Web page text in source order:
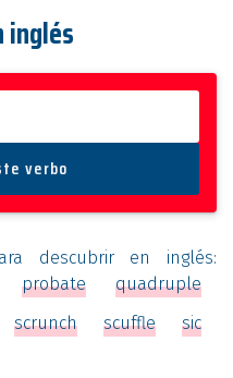
inglés
descubrir en inglés:
probate
quadruple
scrunch scuffle
sic